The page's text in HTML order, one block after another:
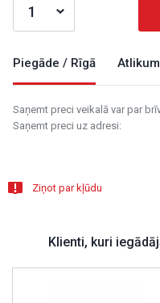
Piegāde / Rīgā
Saņemt preci veikalā var par
Saņemt preci uz adresi:
Ziņot par kļūdu
Klienti, kuri